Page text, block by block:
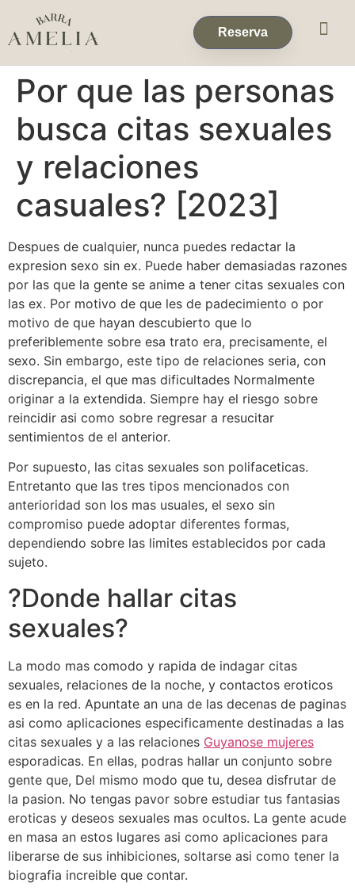
Reserva
Por que las personas
busca citas sexuales
y relaciones
casuales? [2023]
Despues de cualquier, nunca puedes redactar la
expresion sexo sin ex. Puede haber demasiadas razones
por las que la gente se anime a tener citas sexuales con
las ex. Por motivo de que les de padecimiento o por
motivo de que hayan descubierto que lo
preferiblemente sobre esa trato era, precisamente, el
sexo. Sin embargo, este tipo de relaciones seri­a, con
discrepancia, el que mas dificultades Normalmente
originar a la extendida. Siempre hay el riesgo sobre
reincidir asi­ como sobre regresar a resucitar
sentimientos de el anterior.
Por supuesto, las citas sexuales son polifaceticas.
Entretanto que las tres tipos mencionados con
anterioridad son los mas usuales, el sexo sin
compromiso puede adoptar diferentes formas,
dependiendo sobre las limites establecidos por cada
sujeto.
?Donde hallar citas
sexuales?
La modo mas comodo y rapida de indagar citas
sexuales, relaciones de la noche, y contactos eroticos
es en la red. Apuntate an una de las decenas de paginas
asi­ como aplicaciones especificamente destinadas a las
citas sexuales y a las relaciones Guyanose mujeres
esporadicas. En ellas, podras hallar un conjunto sobre
gente que, Del mismo modo que tu, desea disfrutar de
la pasion. No tengas pavor sobre estudiar tus fantasias
eroticas y deseos sexuales mas ocultos. La gente acude
en masa an estos lugares asi­ como aplicaciones para
liberarse de sus inhibiciones, soltarse asi­ como tener la
biografia increible que contar.